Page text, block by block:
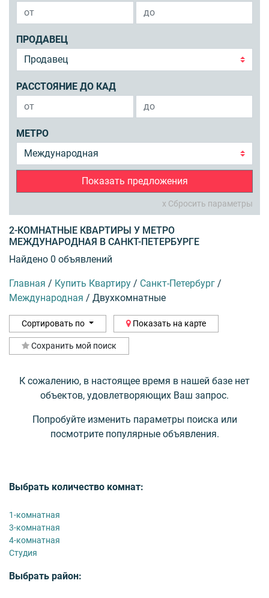
ПРОДАВЕЦ
РАССТОЯНИЕ ДО КАД
МЕТРО
Показать предложения
x Сбросить параметры
2-КОМНАТНЫЕ КВАРТИРЫ У МЕТРО
МЕЖДУНАРОДНАЯ В САНКТ-ПЕТЕРБУРГЕ
Найдено 0 объявлений
Главная / Купить Квартиру / Санкт-Петербург /
Международная / Двухкомнатные
Сортировать по Показать на карте
Сохранить мой поиск
К сожалению, в настоящее время в нашей базе нет
объектов, удовлетворяющих Ваш запрос.
Попробуйте изменить параметры поиска или
посмотрите популярные объявления.
Выбрать количество комнат:
1-комнатная
3-комнатная
4-комнатная
Студия
Выбрать район: